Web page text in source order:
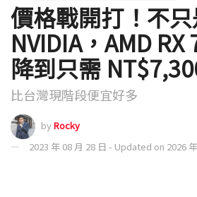
價格戰開打！不
NVIDIA，AMD
降到只需
比台灣現階段便宜好多
byRocky
2023 年 08 月 28 日 - Updated on 2026